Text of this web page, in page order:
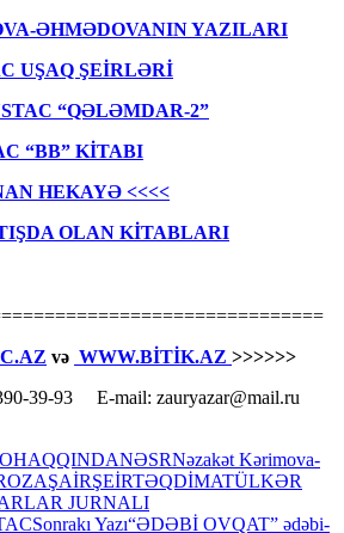
ƏHMƏDOVANIN YAZILARI
UŞAQ ŞEİRLƏRİ
“QƏLƏMDAR-2”
“BB” KİTABI
HEKAYƏ <<<<
OLAN KİTABLARI
və WWW.BİTİK.AZ >>>>>>
39-93 E-mail: zauryazar@mail.ru
HAQQINDANƏSRNəzakət Kərimova-
ŞAİRŞEİRTƏQDİMATÜLKƏR
JURNALI
Sonrakı Yazı“ƏDƏBİ OVQAT” ədəbi-